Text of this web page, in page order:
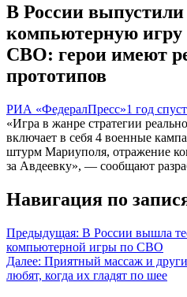
В России
компьютерную
СВО: герои имеют
прототипов
РИА «ФедералПресс»1 год
«Игра в жанре стратегии
включает в себя 4 военные
штурм Мариуполя, отражение
за Авдеевку», — сообщают
Навигация по
Предыдущая: В России вышла
компьютерной игры по СВО
Далее: Приятный массаж и
любят, когда их гладят по шее